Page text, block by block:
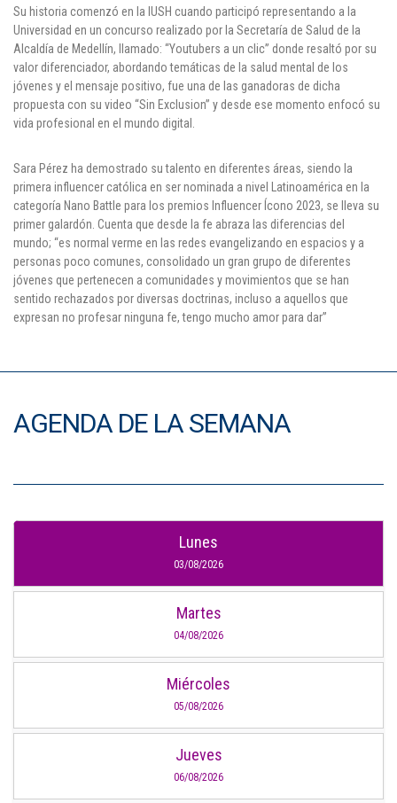
Su historia comenzó en la IUSH cuando participó representando a la
Universidad en un concurso realizado por la Secretaría de Salud de la
Alcaldía de Medellín, llamado: “Youtubers a un clic” donde resaltó por su
valor diferenciador, abordando temáticas de la salud mental de los
jóvenes y el mensaje positivo, fue una de las ganadoras de dicha
propuesta con su video “Sin Exclusion” y desde ese momento enfocó su
vida profesional en el mundo digital.
Sara Pérez ha demostrado su talento en diferentes áreas, siendo la
primera influencer católica en ser nominada a nivel Latinoamérica en la
categoría Nano Battle para los premios Influencer Ícono 2023, se lleva su
primer galardón. Cuenta que desde la fe abraza las diferencias del
mundo; “es normal verme en las redes evangelizando en espacios y a
personas poco comunes, consolidado un gran grupo de diferentes
jóvenes que pertenecen a comunidades y movimientos que se han
sentido rechazados por diversas doctrinas, incluso a aquellos que
expresan no profesar ninguna fe, tengo mucho amor para dar”
AGENDA DE LA SEMANA
Lunes
03/08/2026
Martes
04/08/2026
Miércoles
05/08/2026
Jueves
06/08/2026